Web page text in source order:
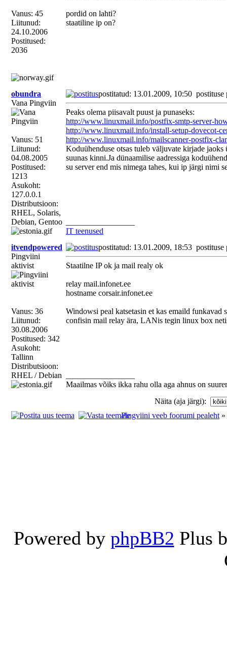
Vanus: 45
Liitunud:
24.10.2006
Postitused:
2036
pordid on lahti?
staatiline ip on?
obundra
Vana Pingviin
Vanus: 51
Liitunud:
04.08.2005
Postitused:
1213
Asukoht:
127.0.0.1
Distributsioon:
RHEL, Solaris,
Debian, Gentoo
postitatud: 13.01.2009, 10:50
Peaks olema piisavalt puust ja punaseks:
http://www.linuxmail.info/postfix-smtp-server-
http://www.linuxmail.info/install-setup-dovecot-
http://www.linuxmail.info/mailscanner-postfix-
Koduühenduse otsas tuleb väljuvate kirjade
suunas kinni.Ja dünaamilise aadressiga
su server end mis nimega tahes, kui ip järgi nimi
IT teenused
itvendpowered
Pingviini
aktivist
Vanus: 36
Liitunud:
30.08.2006
Postitused: 342
Asukoht:
Tallinn
Distributsioon:
RHEL / Debian
postitatud: 13.01.2009, 18:53
Staatilne IP ok ja mail realy ok
relay mail.infonet.ee
hostname corsair.infonet.ee
Windowsi peal katsetasin et kas emaild
confisin mail relay ära, LANis tegin linux box
Maailmas võiks ikka rahu olla aga ahnus on
Näita (aja järgi):
Pingviini veeb foorumi pealeht »
Powered by phpBB2 Plus